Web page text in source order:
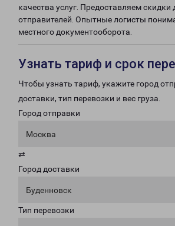
качества услуг. Предоставляем скидки
отправителей. Опытные логисты
местного документооборота.
Узнать тариф и срок
Чтобы узнать тариф, укажите город
доставки, тип перевозки и вес груза.
Город отправки
Москва
⇄
Город доставки
Буденновск
Тип перевозки